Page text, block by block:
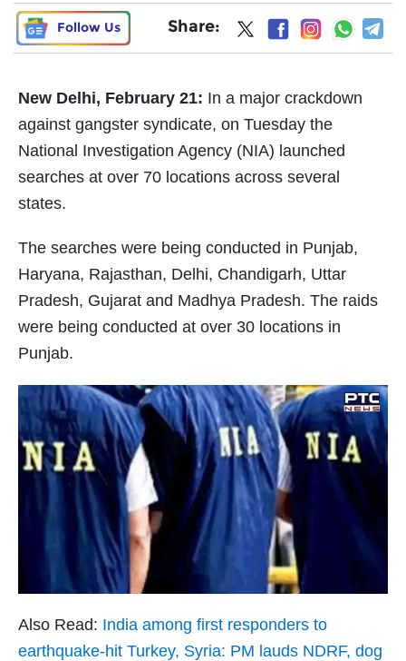
Follow Us Share:
New Delhi, February 21: In a major crackdown
against gangster syndicate, on Tuesday the
National Investigation Agency (NIA) launched
searches at over 70 locations across several
states.
The searches were being conducted in Punjab,
Haryana, Rajasthan, Delhi, Chandigarh, Uttar
Pradesh, Gujarat and Madhya Pradesh. The raids
were being conducted at over 30 locations in
Punjab.
Also Read: India among first responders to
earthquake-hit Turkey, Syria: PM lauds NDRF, dog